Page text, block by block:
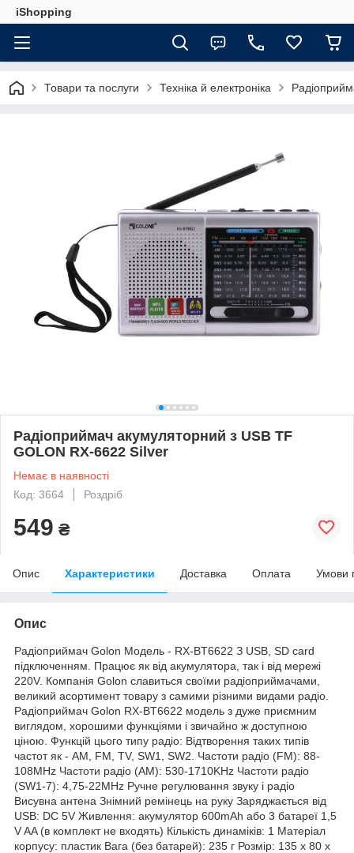
iShopping
Товари та послуги Техніка й електроніка
Радіоприймач акумуляторний з USB TF
GOLON RX-6622 Silver
Немає в наявності
Код: 3664
Роздріб
549 ₴
Опис Характеристики Доставка Оплата Умови
Опис
Радіоприймач Golon Модель - RX-BT6622 З USB, SD card
підключенням. Працює як від акумулятора, так і від мережі
220V. Компанія Golon славиться своїми радіоприймачами,
великий асортимент товару з самими різними видами радіо.
Радіоприймач Golon RX-BT6622 модель з дуже приємним
виглядом, хорошими функціями і звичайно ж доступною
ціною. Функцій цього типу радіо: Відтворення таких типів
частот як - AM, FM, TV, SW1, SW2. Частоти радіо (FM): 88-
108MHz Частоти радіо (AM): 530-1710KHz Частоти радіо
(SW1-7): 4,75-22MHz Ручне регулювання звуку і радіо
Висувна антена Знімний ремінець на руку Заряджається від
USB: DC 5V Живлення: акумулятор 600mAh або 3 батареї 1,5
V AA (в комплект не входять) Кількість динаміків: 1 Матеріал
корпусу: пластик Вага (без батарей): 235 г Розмір: 135 x 80 x